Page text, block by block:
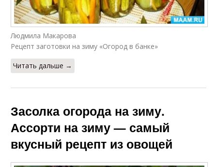
Людмила Макарова
Рецепт заготовки на зиму «Огород в банке»
Читать дальше →
Засолка огорода на зиму.
Ассорти на зиму — самый
вкусный рецепт из овощей